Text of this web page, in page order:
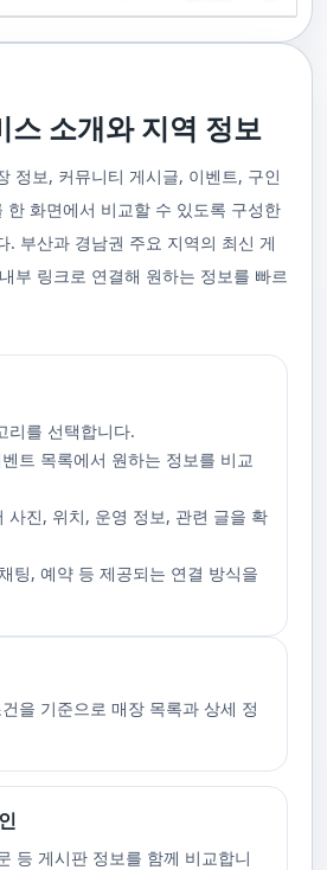
불제로 예약하실 수 있어요, 이점 참고해주세
적한 부산 러시아 홈케어 서비스를 경험하실
은 필요한 요구 사항들을 간단하게 필수적인
라인을 따라주시면, 서비스 이용 중에 문제가
무 많은 알코올을 섭취해 만취 상태일 경우에
경샵과의 원활한 의사소통이 중요해요, 그래
는 연락이 어려워요. 또한, 자주 예약을 취소하
경우, 앞으로 예약하기가 어려워질 수 있으니
-> 부경샵 홈페이지 터치 -> 더욱 새로워진 뉴
샵앱 다운로드 - Google Play
비스의 특성상, 직접 통화를 통한 문의와 예약
서비스를 제공하기 위해 최선을 다할 것입니
한 상담과 지원이 준비되어 있으니 주저하지
치에서 직접 찾아가는 것입니다. 이 방식을 통
춤형 마사지를 받으실 수 있습니다. 최근
위해 노력하고 있습니다. 부경샵의 주된 목적
고 새로운 활력을 얻을 수 있는 피난처를 마련
국과 태국, 일본에서 온 관리사 중 선택이 가
없는 독특한 기술과 마음가짐을 가진 관리사
수 없는 수준입니다. 서비스의 질을
속적으로 우수한 일본인 관리사를 모집 중입
다. 마지막으로 부산 일본인 홈케어 서비스를
항을 상세히 확인하시고 예약을 진행해 주시
명시했습니다. 이 가이드라인을 따르시면, 서
않을 것입니다. 특히, 과도한 알코올 섭취로
이용에 제한을 두고 있음을 명확히 합니다. 이
주시길 부탁드립니다. 서비스 도착 시
수 있도록, 저희와의 연락이 반드시 가능해야
나 발신 번호 표시 제한으로의 통화는 받지 않
는 예약 취소나 무단으로 예약을 취소할 경
생길 수 있음을 알려드립니다. 시간을 효율적
으로 부경샵만의 특별한 경험을 하실 수 있습
.2. 타이 마사지 타이 마사지는 동양의 전통
스트레칭과 압력 포인트를 조합하여 신체의
. 이 마사지는 유연성을 증진시키고 근육의
고, 스트레스를 감소시키며, 전반적인 신체 기
자에 앉은 상태에서 받을 수 있어 사무실이나
다. 이 마사지는 특히 허리와 어깨의 피로를 해
전반적인 이완을 도와 스트레스 감소에 도움
은 시간에 효과적인 이완을 제공하여, 바쁜 일
하는 현대인에게 적합합니다.4. 발 마사지 발
로 이루어지는 마사지로, 신체의 균형을 유지
는 데 중점을 둡니다. 이 마사지는 발의 압력점
히 장시간 서 있거나 걷는 일이 많은 사람들에
니라 전체적인 신체의 건강과 웰빙에도 긍정
을 통해 부산 남포동 지역의 고객들은 이러한
니다.출장마사지는 부경샵 ↓↓↓ 클릭
진 출장마사지 뉴부경샵↓↓↓ 클릭
마사지 부경샵앱 다운로드↓↓↓ 클릭
apps/details?
약하시는 것을 추천드립니다.때론, 그냥 누워
서비스는 여러분에게 새로운 힐링의 기회를 제
트레스 해소, 마음의 안정 등 다양한 효능을
꿀통 디시의 마사지는 여러분의 건강을 지키
리고 이런 부산꿀통 디시의 서비스를 편리하
와주는 '부경샵' 어플은 부산과 경남 지역에서
고 있습니다. 복잡한 예약 과정 없이, 부담 없이
용하려는 분들께 부경샵 어플을 강력히 추천드
을 위해, 부산꿀통 디시와 부경샵이 함께하며,
분을 위로하고 도와드리겠습니다. 부산꿀통
지와 쾌적한 분위기 속에서 행복과 건강을 찾
주급
스 소개와 지역 정보
정보, 커뮤니티 게시글, 이벤트, 구인
한 화면에서 비교할 수 있도록 구성한
. 부산과 경남권 주요 지역의 최신 게
부 링크로 연결해 원하는 정보를 빠르
리를 선택합니다.
트 목록에서 원하는 정보를 비교
사진, 위치, 운영 정보, 관련 글을 확
팅, 예약 등 제공되는 연결 방식을
을 기준으로 매장 목록과 상세 정
등 게시판 정보를 함께 비교합니